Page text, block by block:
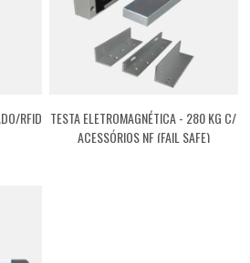
RFID TESTA ELETROMAGNÉTICA - 280 KG C/
ACESSÓRIOS NF (FAIL SAFE)